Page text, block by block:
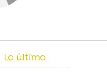
Lo último